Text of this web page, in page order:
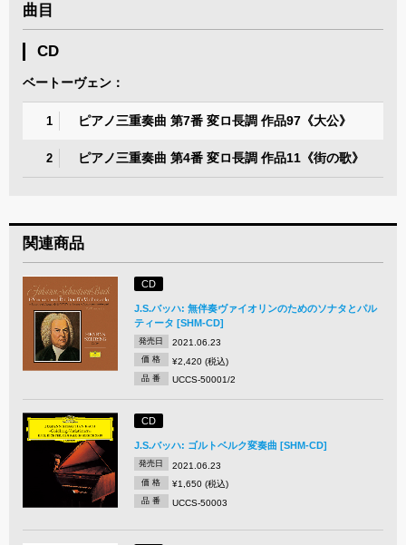
曲目
CD
ベートーヴェン：
1 ピアノ三重奏曲 第7番 変ロ長調 作品97《大公》
2 ピアノ三重奏曲 第4番 変ロ長調 作品11《街の歌》
関連商品
CD
J.S.バッハ: 無伴奏ヴァイオリンのためのソナタとパル
ティータ [SHM-CD]
発売日 2021.06.23
価 格 ¥2,420 (税込)
品 番 UCCS-50001/2
CD
J.S.バッハ: ゴルトベルク変奏曲 [SHM-CD]
発売日 2021.06.23
価 格 ¥1,650 (税込)
品 番 UCCS-50003